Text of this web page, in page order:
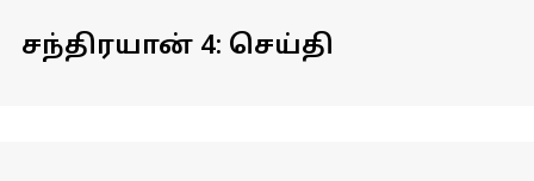
சந்திரயான் 4: செய்தி